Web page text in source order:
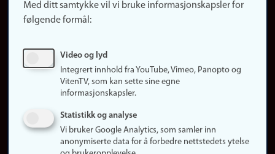
Finn studier
Ledige stillinger
Om nettstedet
Informasjonskapsler
Med ditt samtykke vil vi bruke informasjonskapsler for
følgende formål:
Video og lyd
Integrert innhold fra YouTube, Vimeo, Panopto og
VitenTV, som kan sette sine egne
informasjonskapsler.
Statistikk og analyse
Vi bruker Google Analytics, som samler inn
anonymiserte data for å forbedre nettstedets ytelse